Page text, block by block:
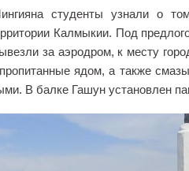
студенты узнали о
Калмыкии. Под
за аэродром, к месту
ядом, а также
В балке Гашун установлен